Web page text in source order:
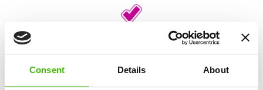
Consent Details About
Kvalifikovaný tréner
Herný plán s motivačnými nálepkami